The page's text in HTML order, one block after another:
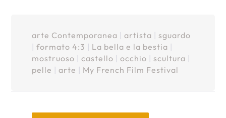
arte Contemporanea artista
sguardo
formato 4:3 La bella e la bestia
mostruoso
castello occhio scultura
pelle
arte My French Film Festival